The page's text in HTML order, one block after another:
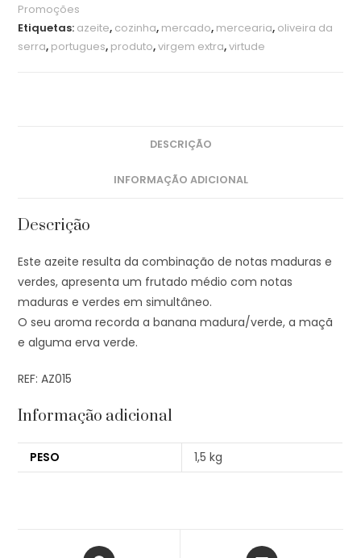
Promoções
Etiquetas: azeite, cozinha, mercado, mercearia, oliveira da
serra, portugues, produto,virgem extra,virtude
DESCRIÇÃO
INFORMAÇÃO ADICIONAL
Descrição
Este azeite resulta da combinação de notas maduras e
verdes, apresenta um frutado médio com notas
maduras e verdes em simultâneo.
O seu aroma recorda a banana madura/verde, a maçã
e alguma erva verde.
REF: AZ015
Informação adicional
PESO 1,5 kg